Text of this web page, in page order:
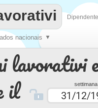
lavorativi
il
nacionais ▼